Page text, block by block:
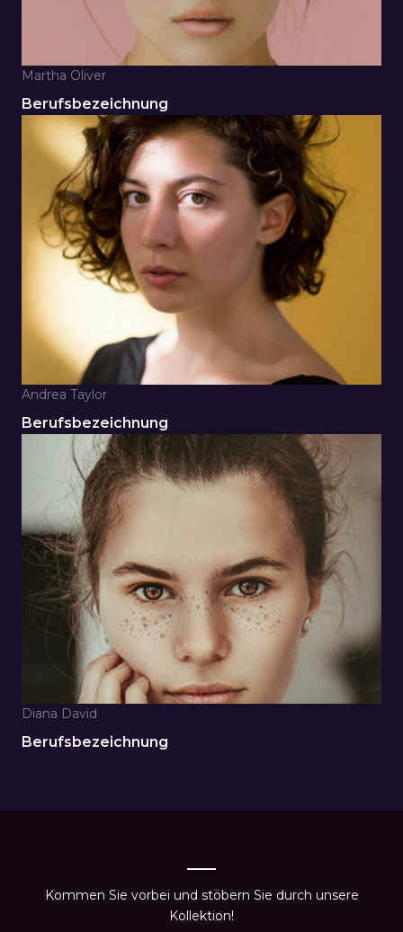
Martha Oliver
Berufsbezeichnung
Andrea Taylor
Berufsbezeichnung
Diana David
Berufsbezeichnung
Kommen Sie vorbei und stöbern Sie durch unsere
Kollektion!